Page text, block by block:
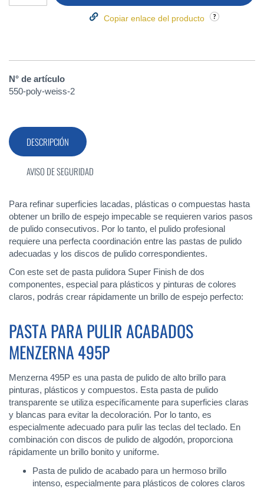
Copiar enlace del producto
N° de artículo
550-poly-weiss-2
DESCRIPCIÓN
Para refinar superficies lacadas, plásticas o compuestas hasta
obtener un brillo de espejo impecable se requieren varios pasos
de pulido consecutivos. Por lo tanto, el pulido profesional
requiere una perfecta coordinación entre las pastas de pulido
adecuadas y los discos de pulido correspondientes.
Con este set de pasta pulidora Super Finish de dos
componentes, especial para plásticos y pinturas de colores
claros, podrás crear rápidamente un brillo de espejo perfecto:
PASTA PARA PULIR ACABADOS
MENZERNA 495P
Menzerna 495P es una pasta de pulido de alto brillo para
pinturas, plásticos y compuestos. Esta pasta de pulido
transparente se utiliza específicamente para superficies claras
y blancas para evitar la decoloración. Por lo tanto, es
especialmente adecuado para pulir las teclas del teclado. En
combinación con discos de pulido de algodón, proporciona
rápidamente un brillo bonito y uniforme.
Pasta de pulido de acabado para un hermoso brillo
intenso, especialmente para plásticos de colores claros
AVISO DE SEGURIDAD